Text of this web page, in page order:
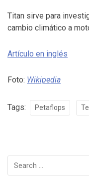
Titan sirve para
cambio climático a
Artículo en inglés
Foto: Wikipedia
Tags: Petaflops
Search
for: